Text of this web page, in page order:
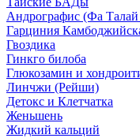
Андрографис (Фа
Гарциния
Гвоздика
Гинкго билоба
Глюкозамин и
Линчжи (Рейши)
Детокс и Клетчатка
Женьшень
Жидкий кальций